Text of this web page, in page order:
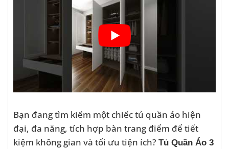
Bạn đang tìm kiếm một chiếc tủ quần áo hiện
đại, đa năng, tích hợp bàn trang điểm để tiết
kiệm không gian và tối ưu tiện ích? Tủ Quần Áo 3